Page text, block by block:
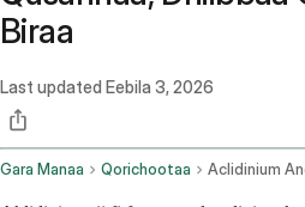
Biraa
Last updated Eebila 3, 2026
Gara Manaa Qorichootaa